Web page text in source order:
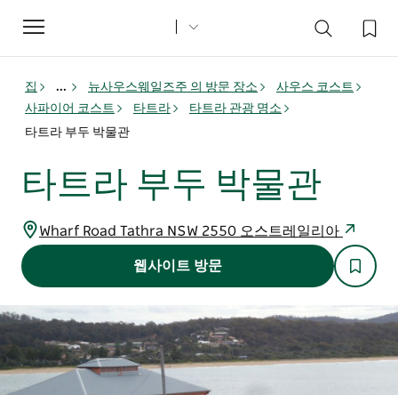
Toggle
navigation
집 ... 뉴사우스웨일즈주 의 방문 장소
사우스 코스트
사파이어 코스트
타트라
타트라 관광 명소
타트라 부두 박물관
타트라 부두 박물관
Wharf Road Tathra NSW 2550 오스트레일리아
웹사이트 방문